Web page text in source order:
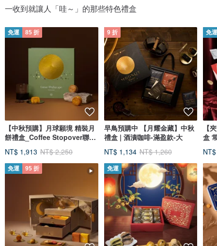
一收到就讓人「哇～」的那些特色禮盒
免運 85 折
【中秋預購】月球願境 精裝月
餅禮盒_Coffee Stopover聯名
NT$ 1,913 NT$ 2,250
免運 95 折
9 折
早鳥預購中 【月耀金藏】中秋
禮盒 | 酒漬咖啡-滿盈款-大
NT$ 1,134 NT$ 1,260
免運
免
【
盒